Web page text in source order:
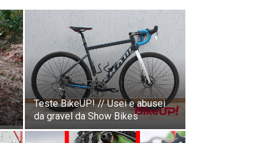
Teste BikeUP! // Usei e abusei
da gravel da Show Bikes